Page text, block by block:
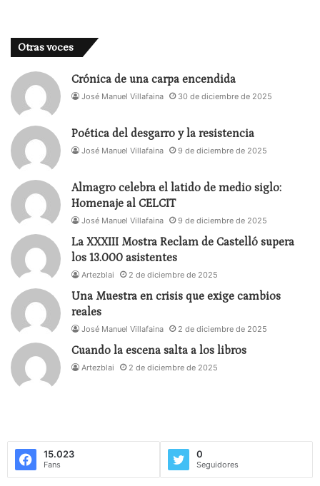
Otras voces
Crónica de una carpa encendida
José Manuel Villafaina 30 de diciembre de 2025
Poética del desgarro y la resistencia
José Manuel Villafaina 9 de diciembre de 2025
Almagro celebra el latido de medio siglo:
Homenaje al CELCIT
José Manuel Villafaina 9 de diciembre de 2025
La XXXIII Mostra Reclam de Castelló supera
los 13.000 asistentes
Artezblai 2 de diciembre de 2025
Una Muestra en crisis que exige cambios
reales
José Manuel Villafaina 2 de diciembre de 2025
Cuando la escena salta a los libros
Artezblai 2 de diciembre de 2025
15.023
Fans
0
Seguidores